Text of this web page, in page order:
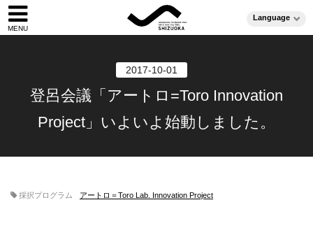
Language
2017-10-01
登呂会議「アートロ=Toro Innovation
Project」いよいよ始動しました。
採択プログラム アートロ＝Toro Lab. Innovation Project